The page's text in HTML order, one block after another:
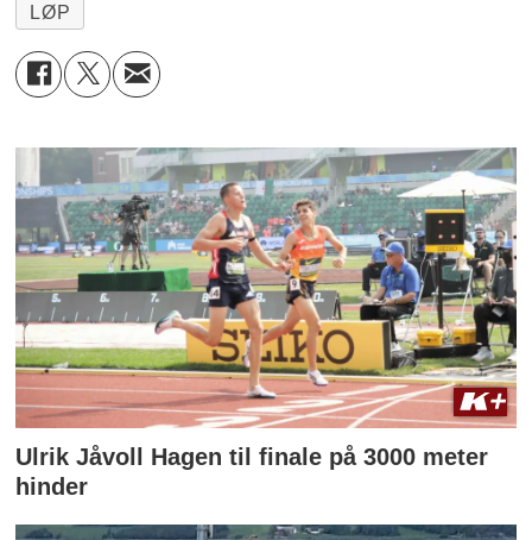
LØP
Ulrik Jåvoll Hagen til finale på 3000 meter
hinder